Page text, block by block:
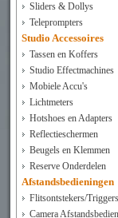
Sliders & Dollys
Teleprompters
Studio Accessoires
Tassen en Koffers
Studio Effectmachines
Mobiele Accu's
Lichtmeters
Hotshoes en Adapters
Reflectieschermen
Beugels en Klemmen
Reserve Onderdelen
Afstandsbedieningen
Flitsontstekers/
Camera